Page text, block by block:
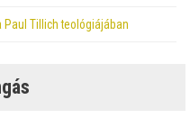
Tillich teológiájában